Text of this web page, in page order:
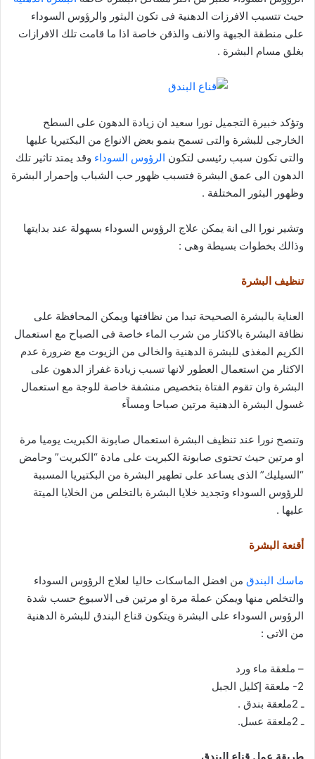
حيث تتسبب الافرزات الدهنية فى تكون البثور والرؤوس السوداء
على منطقة الجبهة والانف والذقن خاصة اذا ما قامت تلك الافرازات
بغلق مسام البشرة .
وتؤكد خبيرة التجميل نورا سعيد ان زيادة الدهون على السطح
الخارجى للبشرة والتى تسمح بنمو بعض الانواع من البكتيريا عليها
والتى تكون سبب رئيسى لتكون الرؤوس السوداء وقد يمتد تاثير تلك
الدهون الى عمق البشرة فتسبب ظهور حب الشباب وإحمرار البشرة
وظهور البثور المختلفة .
وتشير نورا الى انة يمكن علاج الرؤوس السوداء بسهولة عند بدايتها
وذالك بخطوات بسيطة وهى :
تنظيف البشرة
العناية بالبشرة الصحيحة تبدا من نظافتها ويمكن المحافظة على
نظافة البشرة بالاكثار من شرب الماء خاصة فى الصباح مع استعمال
الكريم المغذى للبشرة الدهنية والخالى من الزيوت مع ضرورة عدم
الاكثار من استعمال العطور لانها تسبب زيادة غفراز الدهون على
البشرة وان تقوم الفتاة بتخصيص منشفة خاصة للوجة مع استعمال
غسول البشرة الدهنية مرتين صباحا ومساًء
وتنصح نورا عند تنظيف البشرة استعمال صابونة الكبريت يوميا مرة
او مرتين حيث تحتوى صابونة الكبريت على مادة “الكبريت” وحامض
“السيليك” الذى يساعد على تطهير البشرة من البكتيريا المسببة
للرؤوس السوداء وتجديد خلايا البشرة بالتخلص من الخلايا الميتة
عليها .
أقنعة البشرة
ماسك البندق من افضل الماسكات حاليا لعلاج الرؤوس السوداء
والتخلص منها ويمكن عملة مرة او مرتين فى الاسبوع حسب شدة
الرؤوس السوداء على البشرة ويتكون قناع البندق للبشرة الدهنية
من الاتى :
– ملعقة ماء ورد
2- ملعقة إكليل الجبل
ـ 2ملعقة بندق .
ـ 2ملعقة عسل.